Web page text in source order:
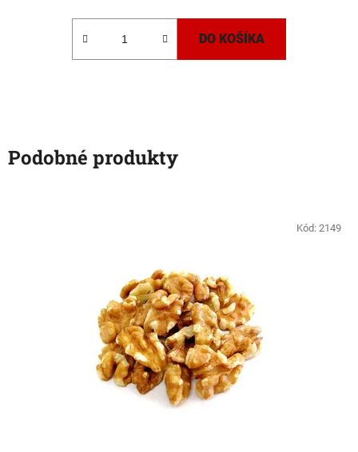
DO KOŠÍKA
Podobné produkty
Kód: 2149